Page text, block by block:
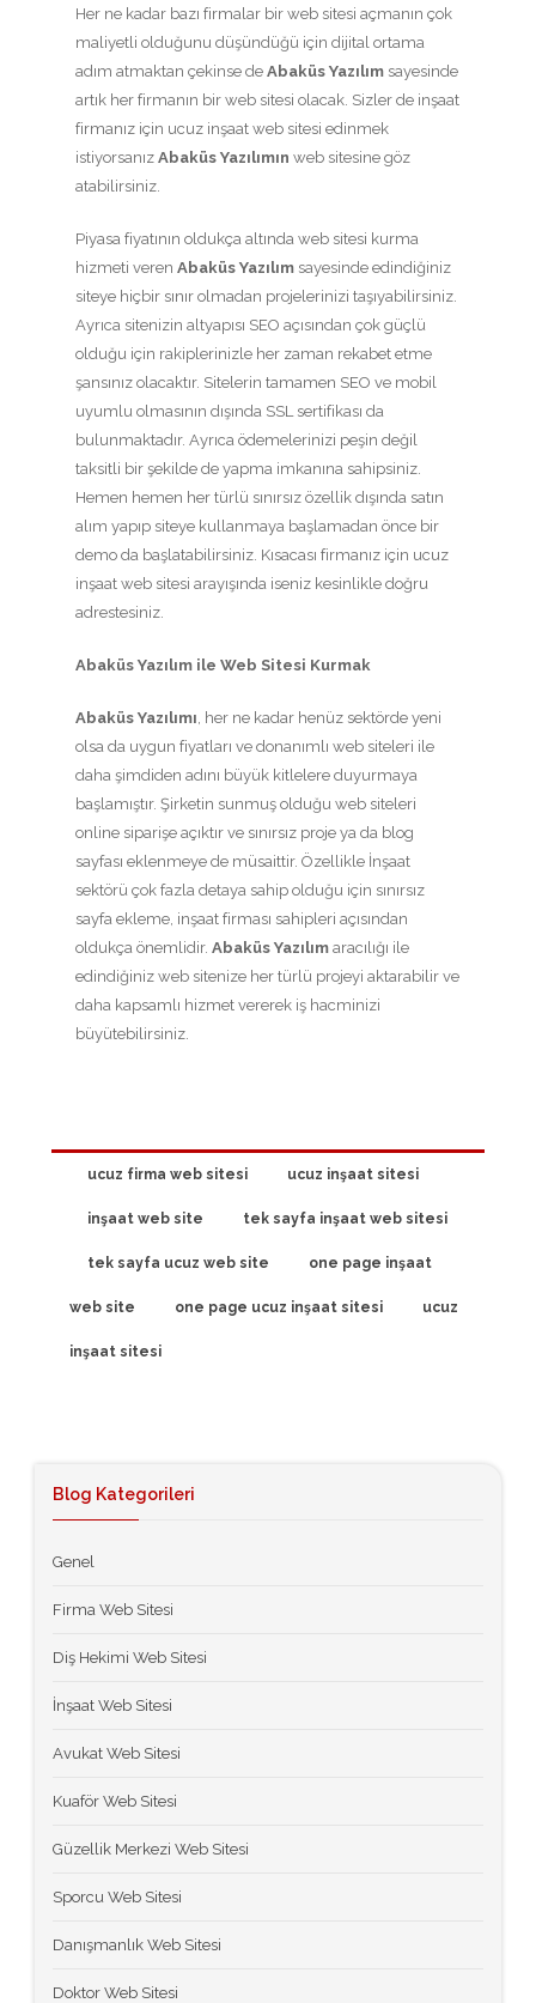
Her ne kadar bazı firmalar bir web sitesi açmanın çok
maliyetli olduğunu düşündüğü için dijital ortama
adım atmaktan çekinse de Abaküs Yazılım sayesinde
artık her firmanın bir web sitesi olacak. Sizler de inşaat
firmanız için ucuz inşaat web sitesi edinmek
istiyorsanız Abaküs Yazılımın web sitesine göz
atabilirsiniz.
Piyasa fiyatının oldukça altında web sitesi kurma
hizmeti veren Abaküs Yazılım sayesinde edindiğiniz
siteye hiçbir sınır olmadan projelerinizi taşıyabilirsiniz.
Ayrıca sitenizin altyapısı SEO açısından çok güçlü
olduğu için rakiplerinizle her zaman rekabet etme
şansınız olacaktır. Sitelerin tamamen SEO ve mobil
uyumlu olmasının dışında SSL sertifikası da
bulunmaktadır. Ayrıca ödemelerinizi peşin değil
taksitli bir şekilde de yapma imkanına sahipsiniz.
Hemen hemen her türlü sınırsız özellik dışında satın
alım yapıp siteye kullanmaya başlamadan önce bir
demo da başlatabilirsiniz. Kısacası firmanız için ucuz
inşaat web sitesi arayışında iseniz kesinlikle doğru
adrestesiniz.
Abaküs Yazılım ile Web Sitesi Kurmak
Abaküs Yazılımı, her ne kadar henüz sektörde yeni
olsa da uygun fiyatları ve donanımlı web siteleri ile
daha şimdiden adını büyük kitlelere duyurmaya
başlamıştır. Şirketin sunmuş olduğu web siteleri
online siparişe açıktır ve sınırsız proje ya da blog
sayfası eklenmeye de müsaittir. Özellikle İnşaat
sektörü çok fazla detaya sahip olduğu için sınırsız
sayfa ekleme, inşaat firması sahipleri açısından
oldukça önemlidir. Abaküs Yazılım aracılığı ile
edindiğiniz web sitenize her türlü projeyi aktarabilir ve
daha kapsamlı hizmet vererek iş hacminizi
büyütebilirsiniz.
ucuz firma web sitesi ucuz inşaat sitesi
inşaat web site tek sayfa inşaat web sitesi
tek sayfa ucuz web site one page inşaat
web site one page ucuz inşaat sitesi ucuz
inşaat sitesi
Blog Kategorileri
Genel
Firma Web Sitesi
Diş Hekimi Web Sitesi
İnşaat Web Sitesi
Avukat Web Sitesi
Kuaför Web Sitesi
Güzellik Merkezi Web Sitesi
Sporcu Web Sitesi
Danışmanlık Web Sitesi
Doktor Web Sitesi